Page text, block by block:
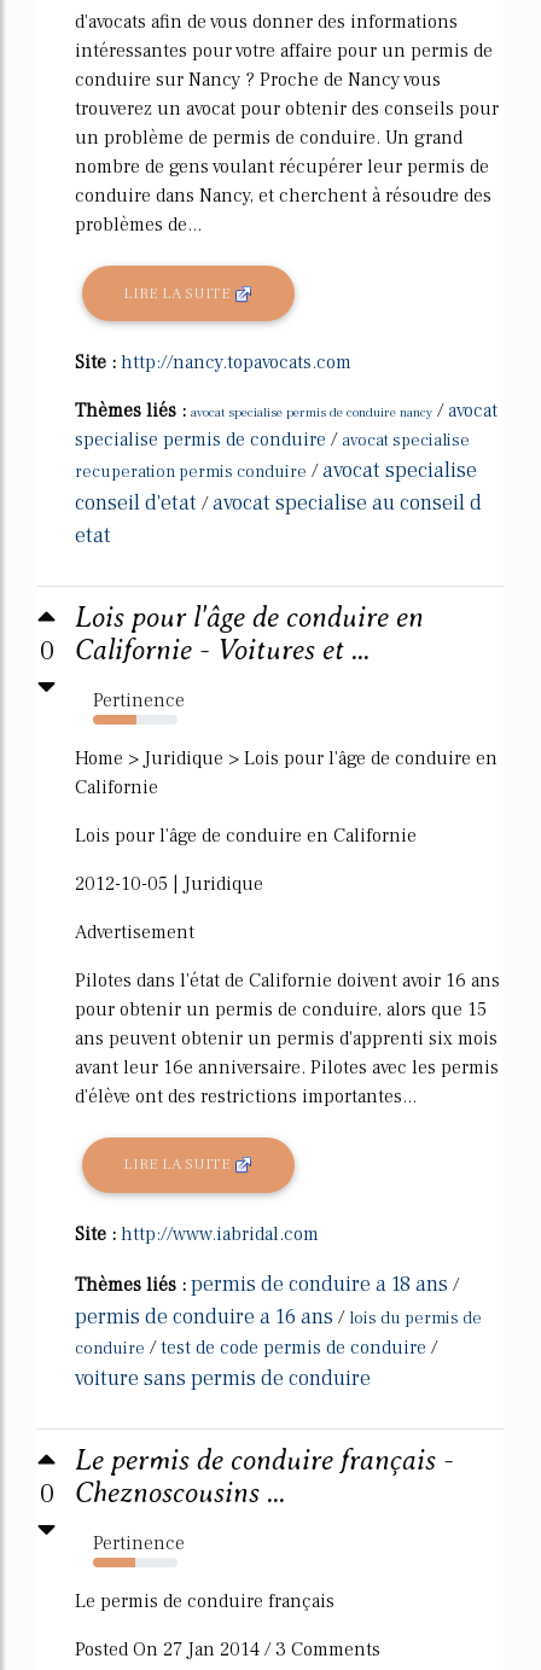
d'avocats afin de vous donner des informations
intéressantes pour votre affaire pour un permis de
conduire sur Nancy ? Proche de Nancy vous
trouverez un avocat pour obtenir des conseils pour
un problème de permis de conduire. Un grand
nombre de gens voulant récupérer leur permis de
conduire dans Nancy, et cherchent à résoudre des
problèmes de...
LIRE LA SUITE
Site : http://nancy.topavocats.com
Thèmes liés : avocat specialise permis de conduire nancy /avocat
specialise permis de conduire / avocat specialise
recuperation permis conduire /avocat specialise
conseil d'etat /avocat specialise au conseil d
etat
0
Lois pour l'âge de conduire en
Californie - Voitures et ...
Pertinence
51%
Home > Juridique > Lois pour l'âge de conduire en
Californie
Lois pour l'âge de conduire en Californie
2012-10-05 | Juridique
Advertisement
Pilotes dans l'état de Californie doivent avoir 16 ans
pour obtenir un permis de conduire, alors que 15
ans peuvent obtenir un permis d'apprenti six mois
avant leur 16e anniversaire. Pilotes avec les permis
d'élève ont des restrictions importantes...
LIRE LA SUITE
Site : http://www.iabridal.com
Thèmes liés : permis de conduire a 18 ans /
permis de conduire a 16 ans / lois du permis de
conduire /test de code permis de conduire /
voiture sans permis de conduire
0
Le permis de conduire français -
Cheznoscousins ...
Pertinence
50%
Le permis de conduire français
Posted On 27 Jan 2014 / 3 Comments